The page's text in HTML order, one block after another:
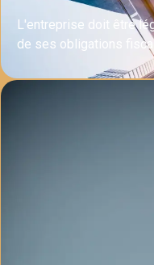
L'entreprise doit être
de ses obligations